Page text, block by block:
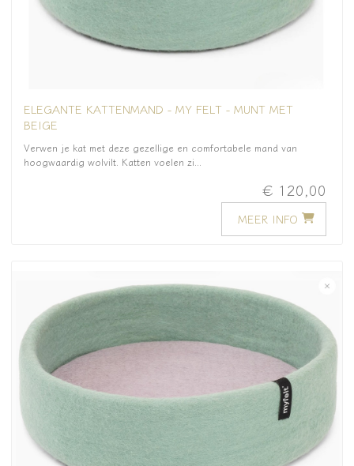
ELEGANTE KATTENMAND - MY FELT - MUNT MET
BEIGE
Verwen je kat met deze gezellige en comfortabele mand van
hoogwaardig wolvilt. Katten voelen zi...
€ 120,00
MEER INFO